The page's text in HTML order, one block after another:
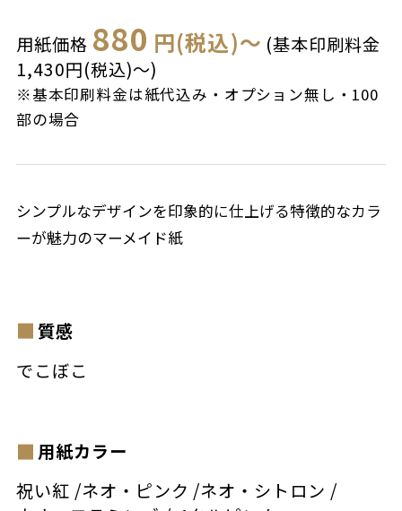
用紙価格 880 円(税込)～ (基本印刷料金
1,430円(税込)～)
※基本印刷料金は紙代込み・オプション無し・100
部の場合
シンプルなデザインを印象的に仕上げる特徴的なカラ
ーが魅力のマーメイド紙
質感
でこぼこ
用紙カラー
祝い紅 /ネオ・ピンク /ネオ・シトロン /